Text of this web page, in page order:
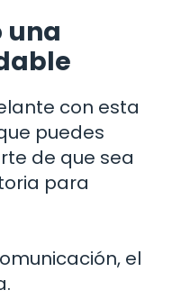
una
con esta
puedes
de que sea
para
el